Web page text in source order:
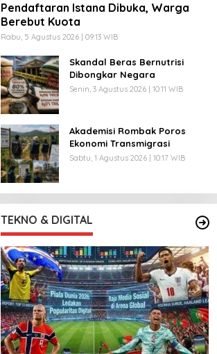
Pendaftaran Istana Dibuka, Warga
Berebut Kuota
Rabu, 5 Agustus 2026 | 09:13 WIB
Skandal Beras Bernutrisi
Dibongkar Negara
Senin, 3 Agustus 2026 | 10:11 WIB
Akademisi Rombak Poros
Ekonomi Transmigrasi
Sabtu, 1 Agustus 2026 | 10:17 WIB
TEKNO & DIGITAL